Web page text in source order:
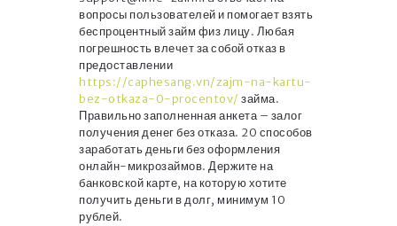
вопросы пользователей и помогает взять
беспроцентный займ физ лицу. Любая
погрешность влечет за собой отказ в
предоставлении
https://caphesang.vn/zajm-na-kartu-
bez-otkaza-0-procentov/ займа.
Правильно заполненная анкета – залог
получения денег без отказа. 20 способов
заработать деньги без оформления
онлайн-микрозаймов. Держите на
банковской карте, на которую хотите
получить деньги в долг, минимум 10
рублей.